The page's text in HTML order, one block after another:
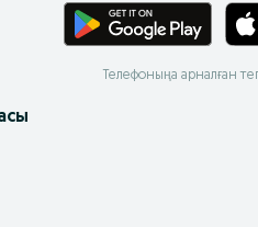
Телефоныңа арналған